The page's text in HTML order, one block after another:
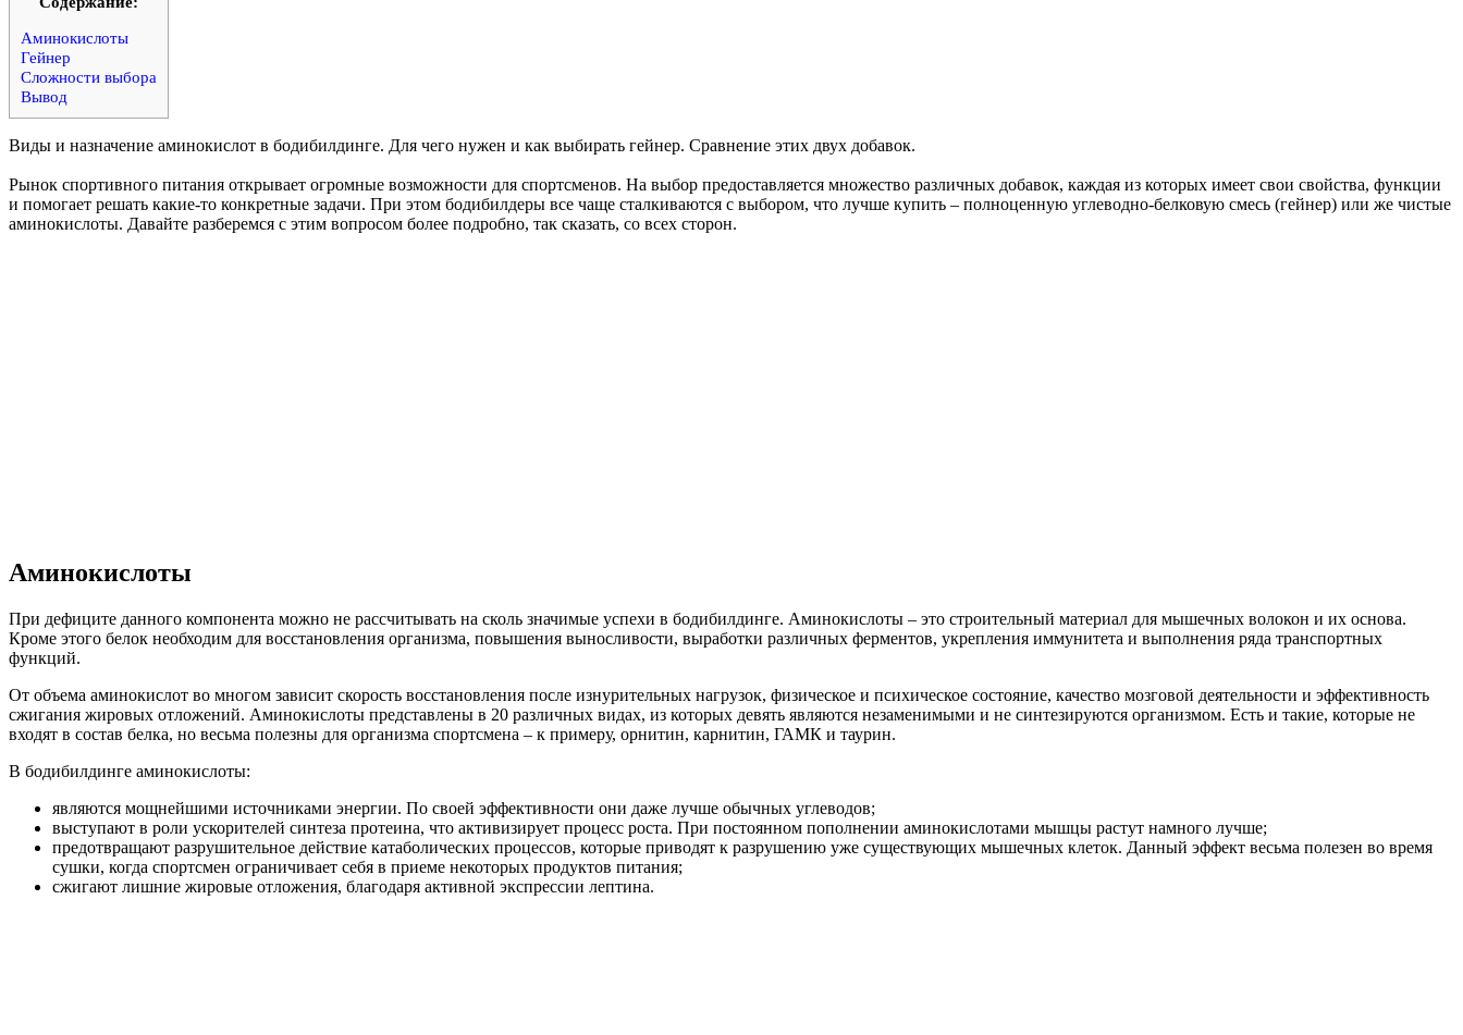
Аминокислоты
Гейнер
Сложности выбора
Вывод
Виды и назначение аминокислот в бодибилдинге. Для чего нужен и как выбирать гейнер. Сравнение этих двух добавок.
Рынок спортивного питания открывает огромные возможности для спортсменов. На выбор предоставляется множество различных добавок, каждая из которых имеет свои свойства, функции
и помогает решать какие-то конкретные задачи. При этом бодибилдеры все чаще сталкиваются с выбором, что лучше купить – полноценную углеводно-белковую смесь (гейнер) или же чистые
аминокислоты. Давайте разберемся с этим вопросом более подробно, так сказать, со всех сторон.
Аминокислоты
При дефиците данного компонента можно не рассчитывать на сколь значимые успехи в бодибилдинге. Аминокислоты – это строительный материал для мышечных волокон и их основа.
Кроме этого белок необходим для восстановления организма, повышения выносливости, выработки различных ферментов, укрепления иммунитета и выполнения ряда транспортных
функций.
От объема аминокислот во многом зависит скорость восстановления после изнурительных нагрузок, физическое и психическое состояние, качество мозговой деятельности и эффективность
сжигания жировых отложений. Аминокислоты представлены в 20 различных видах, из которых девять являются незаменимыми и не синтезируются организмом. Есть и такие, которые не
входят в состав белка, но весьма полезны для организма спортсмена – к примеру, орнитин, карнитин, ГАМК и таурин.
В бодибилдинге аминокислоты:
являются мощнейшими источниками энергии. По своей эффективности они даже лучше обычных углеводов;
выступают в роли ускорителей синтеза протеина, что активизирует процесс роста. При постоянном пополнении аминокислотами мышцы растут намного лучше;
предотвращают разрушительное действие катаболических процессов, которые приводят к разрушению уже существующих мышечных клеток. Данный эффект весьма полезен во время
сушки, когда спортсмен ограничивает себя в приеме некоторых продуктов питания;
сжигают лишние жировые отложения, благодаря активной экспрессии лептина.